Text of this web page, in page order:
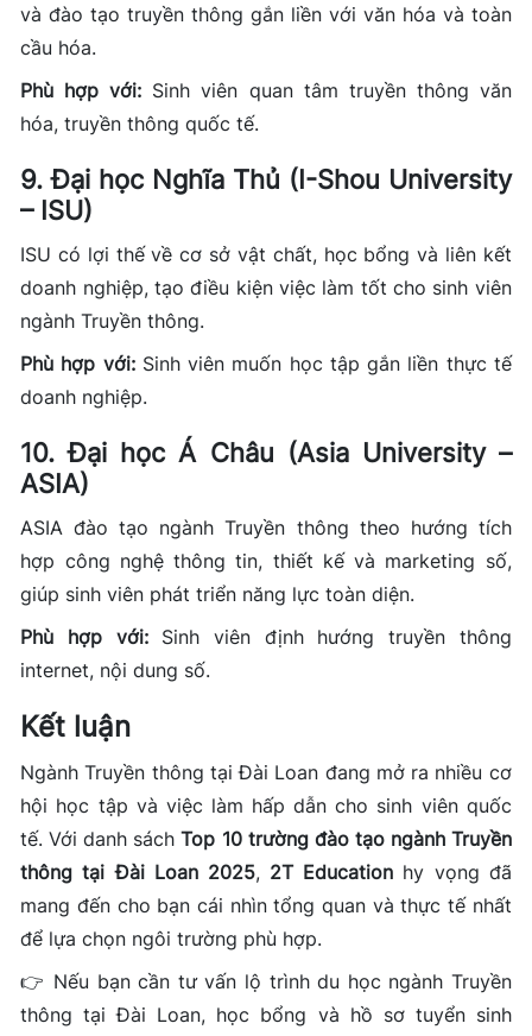
và đào tạo truyền thông gắn liền với văn hóa và toàn
cầu hóa.
Phù hợp với: Sinh viên quan tâm truyền thông văn
hóa, truyền thông quốc tế.
9. Đại học Nghĩa Thủ (I-Shou University
– ISU)
ISU có lợi thế về cơ sở vật chất, học bổng và liên kết
doanh nghiệp, tạo điều kiện việc làm tốt cho sinh viên
ngành Truyền thông.
Phù hợp với:Sinh viên muốn học tập gắn liền thực tế
doanh nghiệp.
10. Đại học Á Châu (Asia University –
ASIA)
ASIA đào tạo ngành Truyền thông theo hướng tích
hợp công nghệ thông tin, thiết kế và marketing số,
giúp sinh viên phát triển năng lực toàn diện.
Phù hợp với:Sinh viên định hướng truyền thông
internet, nội dung số.
Kết luận
Ngành Truyền thông tại Đài Loan đang mở ra nhiều cơ
hội học tập và việc làm hấp dẫn cho sinh viên quốc
tế. Với danh sáchTop 10 trường đào tạo ngành Truyền
thông tại Đài Loan 2025, 2T Education hy vọng đã
mang đến cho bạn cái nhìn tổng quan và thực tế nhất
để lựa chọn ngôi trường phù hợp.
👉 Nếu bạn cần tư vấn lộ trình du học ngành Truyền
thông tại Đài Loan, học bổng và hồ sơ tuyển sinh